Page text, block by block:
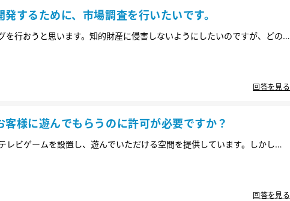
するために、市場調査を行いたいです。
を行おうと思います。知的財産に侵害しないようにしたいのですが、どの
回答を見る
様に遊んでもらうのに許可が必要ですか？
レビゲームを設置し、遊んでいただける空間を提供しています。しかし先
ますか？
回答を見る